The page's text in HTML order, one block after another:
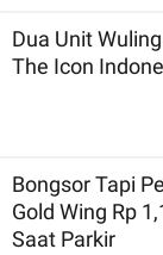
Dua Unit
The Icon
Bongsor Tapi
Gold Wing Rp
Saat Parkir